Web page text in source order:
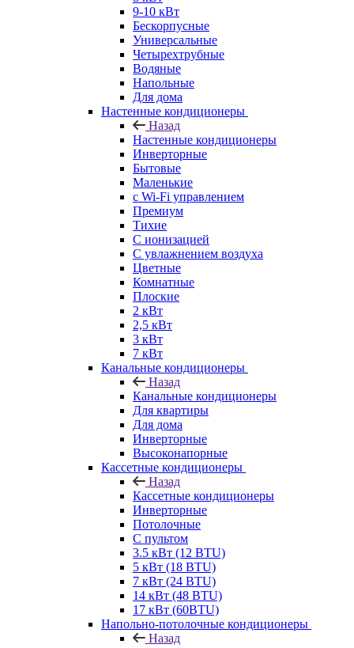
9-10 кВт
Бескорпусные
Универсальные
Четырехтрубные
Водяные
Напольные
Для дома
Настенные кондиционеры
Назад
Настенные кондиционеры
Инверторные
Бытовые
Маленькие
с Wi-Fi управлением
Премиум
Тихие
С ионизацией
С увлажнением воздуха
Цветные
Комнатные
Плоские
2 кВт
2,5 кВт
3 кВт
7 кВт
Канальные кондиционеры
Назад
Канальные кондиционеры
Для квартиры
Для дома
Инверторные
Высоконапорные
Кассетные кондиционеры
Назад
Кассетные кондиционеры
Инверторные
Потолочные
С пультом
3.5 кВт (12 BTU)
5 кВт (18 BTU)
7 кВт (24 BTU)
14 кВт (48 BTU)
17 кВт (60BTU)
Напольно-потолочные кондиционеры
Назад